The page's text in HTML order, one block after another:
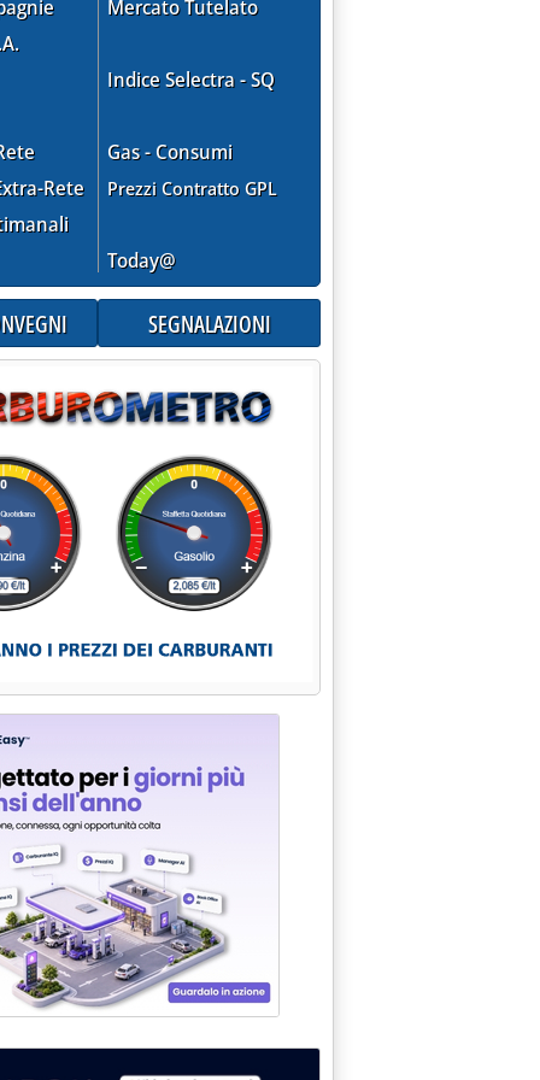
Rete
Mercato Tutelato
Indice Selectra - SQ
Gas - Consumi
Prezzi Contratto GPL
Today@
SEGNALAZIONI